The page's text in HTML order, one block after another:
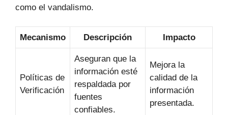
como el vandalismo.
Mecanismo Descripción Impacto
Políticas de
Verificación
Aseguran que la
información esté
respaldada por
fuentes
confiables.
Mejora la
calidad de la
información
presentada.